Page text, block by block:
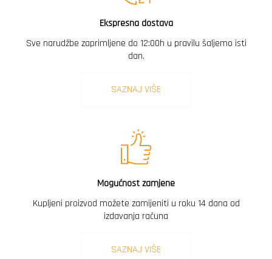
Ekspresna dostava
Sve narudžbe zaprimljene do 12:00h u pravilu šaljemo isti
dan.
SAZNAJ VIŠE
Mogućnost zamjene
Kupljeni proizvod možete zamijeniti u roku 14 dana od
izdavanja računa
SAZNAJ VIŠE